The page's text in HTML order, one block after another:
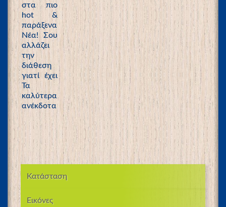
στα πιο
hot &
παράξενα
Νέα! Σου
αλλάζει
την
διάθεση
γιατί έχει
Τα
καλύτερα
ανέκδοτα
Κατάσταση
Εικόνες